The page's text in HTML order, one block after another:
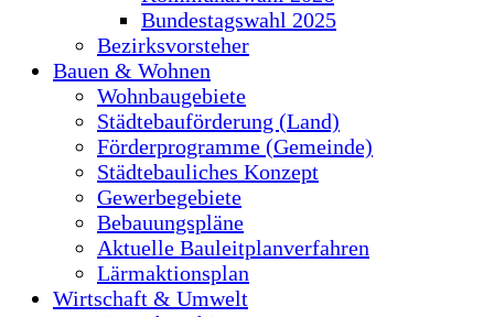
Bundestagswahl 2025
Bezirksvorsteher
Bauen & Wohnen
Wohnbaugebiete
Städtebauförderung (Land)
Förderprogramme (Gemeinde)
Städtebauliches Konzept
Gewerbegebiete
Bebauungspläne
Aktuelle Bauleitplanverfahren
Lärmaktionsplan
Wirtschaft & Umwelt